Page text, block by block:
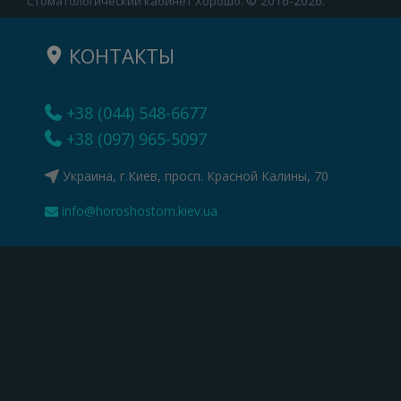
КОНТАКТЫ
+38 (044) 548-6677
+38 (097) 965-5097
Украина, г.Киев, просп. Красной Калины, 70
info@horoshostom.kiev.ua